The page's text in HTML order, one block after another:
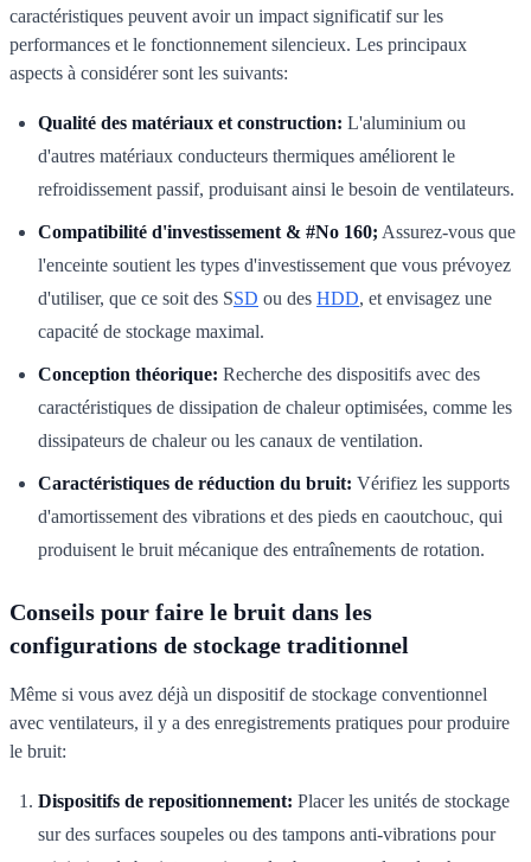
caractéristiques peuvent avoir un impact significatif sur les
performances et le fonctionnement silencieux. Les principaux
aspects à considérer sont les suivants:
Qualité des matériaux et construction: L'aluminium ou
d'autres matériaux conducteurs thermiques améliorent le
refroidissement passif, produisant ainsi le besoin de ventilateurs.
Compatibilité d'investissement & #No 160; Assurez-vous que
l'enceinte soutient les types d'investissement que vous prévoyez
d'utiliser, que ce soit des SSD ou des HDD, et envisagez une
capacité de stockage maximal.
Conception théorique: Recherche des dispositifs avec des
caractéristiques de dissipation de chaleur optimisées, comme les
dissipateurs de chaleur ou les canaux de ventilation.
Caractéristiques de réduction du bruit: Vérifiez les supports
d'amortissement des vibrations et des pieds en caoutchouc, qui
produisent le bruit mécanique des entraînements de rotation.
Conseils pour faire le bruit dans les
configurations de stockage traditionnel
Même si vous avez déjà un dispositif de stockage conventionnel
avec ventilateurs, il y a des enregistrements pratiques pour produire
le bruit:
Dispositifs de repositionnement: Placer les unités de stockage
sur des surfaces soupeles ou des tampons anti-vibrations pour